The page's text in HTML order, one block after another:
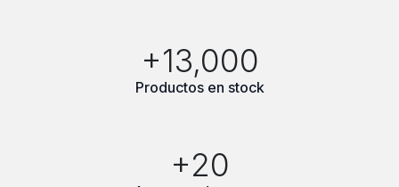
+13,000
Productos en stock
+20